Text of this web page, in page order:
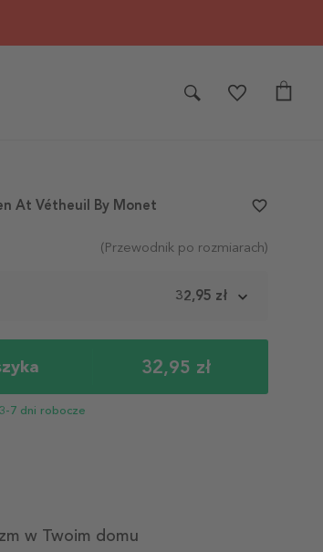
(Przewodnik po rozmiarach)
32,95 zł
32,95 zł
3-7 dni robocze
At Vétheuil By Monet favorite_border
w Twoim domu